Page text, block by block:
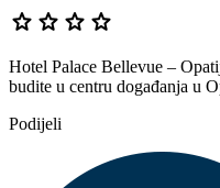
star star star star
Hotel Palace Bellevue –
budite u centru događanja u
Podijeli